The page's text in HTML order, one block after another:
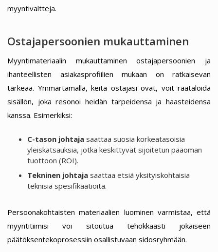
myyntivaltteja.
Ostajapersoonien mukauttaminen
Myyntimateriaalin mukauttaminen ostajapersoonien ja
ihanteellisten asiakasprofiilien mukaan on ratkaisevan
tärkeää. Ymmärtämällä, keitä ostajasi ovat, voit räätälöidä
sisällön, joka resonoi heidän tarpeidensa ja haasteidensa
kanssa. Esimerkiksi:
C-tason johtajasaattaa suosia korkeatasoisia
yleiskatsauksia, jotka keskittyvät sijoitetun pääoman
tuottoon (ROI).
Tekninen johtajasaattaa etsiä yksityiskohtaisia
teknisiä spesifikaatioita.
Persoonakohtaisten materiaalien luominen varmistaa, että
myyntitiimisi voi sitoutua tehokkaasti jokaiseen
päätöksentekoprosessiin osallistuvaan sidosryhmään.